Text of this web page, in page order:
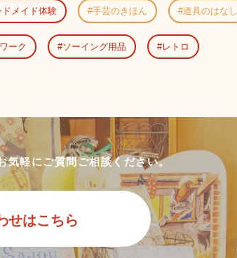
メイド体験 手芸のきほん 道具のはなし
ーク ソーイング用品 レトロ
気軽にご質問ご相談ください。
せはこちら